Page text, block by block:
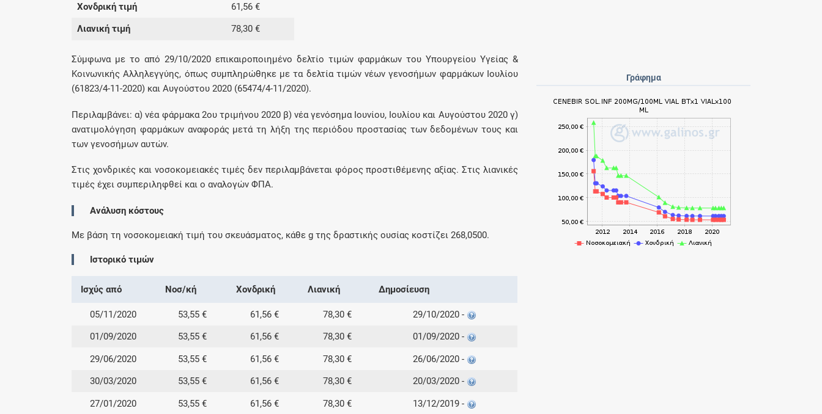
Χονδρική τιμή 61,56 €
Λιανική τιμή 78,30 €
Σύμφωνα με το από 29/10/2020 επικαιροποιημένο δελτίο τιμών φαρμάκων του Υπουργείου Υγείας &
Κοινωνικής Αλληλεγγύης, όπως συμπληρώθηκε με τα δελτία τιμών νέων γενοσήμων φαρμάκων Ιουλίου
(61823/4-11-2020) και Αυγούστου 2020 (65474/4-11/2020).
Περιλαμβάνει: α) νέα φάρμακα 2ου τριμήνου 2020 β) νέα γενόσημα Ιουνίου, Ιουλίου και Αυγούστου 2020 γ)
ανατιμολόγηση φαρμάκων αναφοράς μετά τη λήξη της περιόδου προστασίας των δεδομένων τους και
των γενοσήμων αυτών.
Στις χονδρικές και νοσοκομειακές τιμές δεν περιλαμβάνεται φόρος προστιθέμενης αξίας. Στις λιανικές
τιμές έχει συμπεριληφθεί και ο αναλογών ΦΠΑ.
Ανάλυση κόστους
Με βάση τη νοσοκομειακή τιμή του σκευάσματος, κάθεg της δραστικής ουσίας κοστίζει268,0500.
Ιστορικό τιμών
Ισχύς από Νοσ/κή Χονδρική Λιανική Δημοσίευση
05/11/2020 53,55 € 61,56 € 78,30 € 29/10/2020 -
01/09/2020 53,55 € 61,56 € 78,30 € 01/09/2020 -
29/06/2020 53,55 € 61,56 € 78,30 € 26/06/2020 -
30/03/2020 53,55 € 61,56 € 78,30 € 20/03/2020 -
27/01/2020 53,55 € 61,56 € 78,30 € 13/12/2019 -
Γράφημα